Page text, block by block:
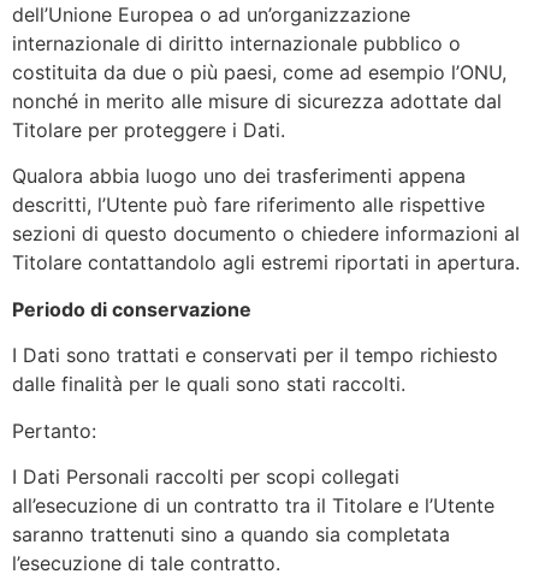
dell’Unione Europea o ad un’organizzazione
internazionale di diritto internazionale pubblico o
costituita da due o più paesi, come ad esempio l’ONU,
nonché in merito alle misure di sicurezza adottate dal
Titolare per proteggere i Dati.
Qualora abbia luogo uno dei trasferimenti appena
descritti, l’Utente può fare riferimento alle rispettive
sezioni di questo documento o chiedere informazioni al
Titolare contattandolo agli estremi riportati in apertura.
Periodo di conservazione
I Dati sono trattati e conservati per il tempo richiesto
dalle finalità per le quali sono stati raccolti.
Pertanto:
I Dati Personali raccolti per scopi collegati
all’esecuzione di un contratto tra il Titolare e l’Utente
saranno trattenuti sino a quando sia completata
l’esecuzione di tale contratto.